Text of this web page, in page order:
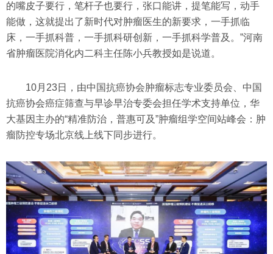
的嘴皮子要行，笔杆子也要行，张口能讲，提笔能写，动手
能做，这就提出了新时代对肿瘤医生的新要求，一手抓临
床，一手抓科普，一手抓科研创新，一手抓科学普及。”河南
省肿瘤医院消化内二科主任陈小兵教授如是说道。
10月23日，由中国抗癌协会肿瘤标志专业委员会、中国
抗癌协会癌症筛查与早诊早治专委会担任学术支持单位，华
大基因主办的“精准防治，普惠可及”肿瘤组学空间站峰会：肿
瘤防控专场北京线上线下同步进行。